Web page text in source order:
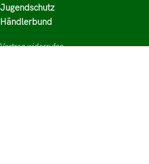
Jugendschutz
Händlerbund
Vertrag widerrufen